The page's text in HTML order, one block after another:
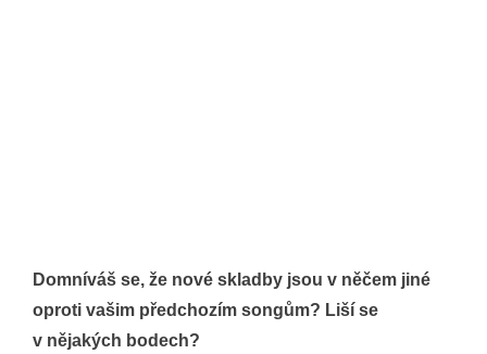
Domníváš se, že nové skladby jsou v něčem jiné
oproti vašim předchozím songům? Liší se
v nějakých bodech?